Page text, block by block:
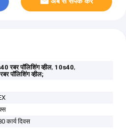
रबर पॉलिशिंग व्हील, 10s40,
पॉलिशिंग व्हील;
कार्य दिवस